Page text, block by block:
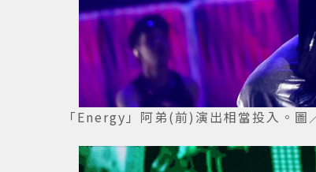
「Energy」阿弟(前)演出相當投入。圖